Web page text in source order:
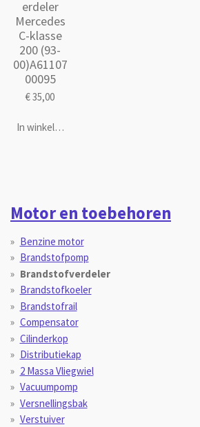
erdeler
Mercedes
C-klasse
200 (93-
00)A61107
00095
€ 35,00
In winkelwagen
Motor en toebehoren
Benzine motor
Brandstofpomp
Brandstofverdeler
Brandstofkoeler
Brandstofrail
Compensator
Cilinderkop
Distributiekap
2 Massa Vliegwiel
Vacuumpomp
Versnellingsbak
Verstuiver